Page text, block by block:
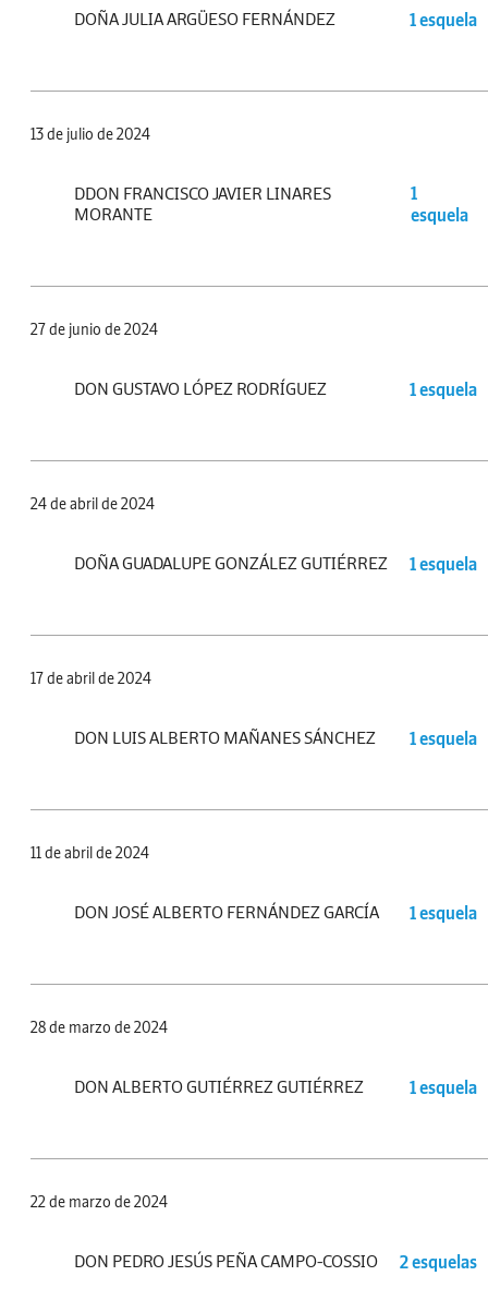
DOÑA JULIA ARGÜESO FERNÁNDEZ 1 esquela
13 de julio de 2024
DDON FRANCISCO JAVIER LINARES
MORANTE
1
esquela
27 de junio de 2024
DON GUSTAVO LÓPEZ RODRÍGUEZ 1 esquela
24 de abril de 2024
DOÑA GUADALUPE GONZÁLEZ GUTIÉRREZ 1 esquela
17 de abril de 2024
DON LUIS ALBERTO MAÑANES SÁNCHEZ 1 esquela
11 de abril de 2024
DON JOSÉ ALBERTO FERNÁNDEZ GARCÍA 1 esquela
28 de marzo de 2024
DON ALBERTO GUTIÉRREZ GUTIÉRREZ 1 esquela
22 de marzo de 2024
DON PEDRO JESÚS PEÑA CAMPO-COSSIO 2 esquelas